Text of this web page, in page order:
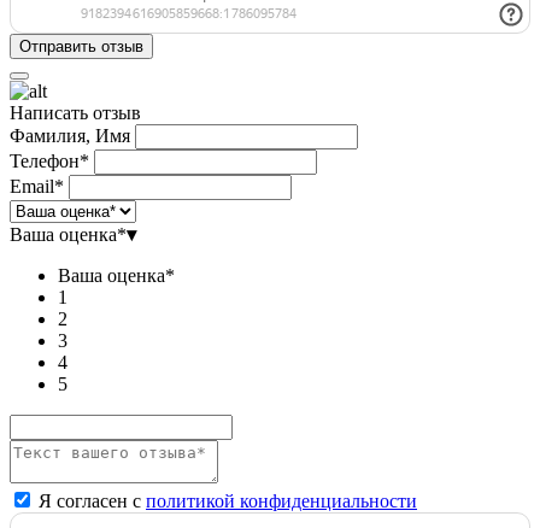
Написать отзыв
Фамилия, Имя
Телефон*
Email*
Ваша оценка*▾
Ваша оценка*
1
2
3
4
5
Я согласен с политикой конфиденциальности